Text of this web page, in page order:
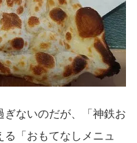
ぎないのだが、「神鉄お
「おもてなしメニュ